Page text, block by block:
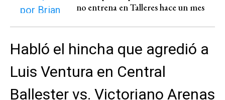
no entrena en Talleres hace un mes
Habló el hincha que agredió a
Luis Ventura en Central
Ballester vs. Victoriano Arenas